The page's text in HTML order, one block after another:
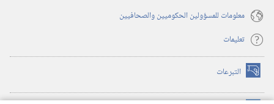
معلومات للمسؤولين الحكوميين والصحافيين
تعليمات
التبرعات (يفتح
نافذة